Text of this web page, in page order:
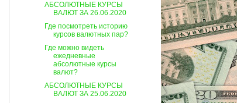
АБСОЛЮТНЫЕ КУРСЫ
ВАЛЮТ ЗА 26.06.2020
Где посмотреть историю
курсов валютных пар?
Где можно видеть
ежедневные
абсолютные курсы
валют?
АБСОЛЮТНЫЕ КУРСЫ
ВАЛЮТ ЗА 25.06.2020